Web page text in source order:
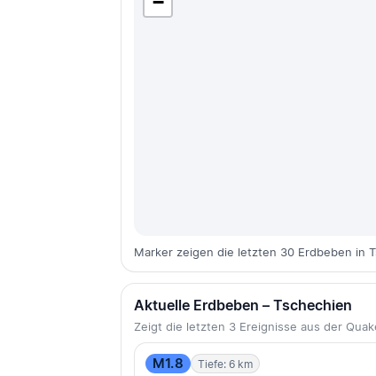
Marker zeigen die letzten 30 Erdbeben in
Aktuelle Erdbeben – Tschechien
Zeigt die letzten 3 Ereignisse aus der
M1.8 Tiefe: 6 km